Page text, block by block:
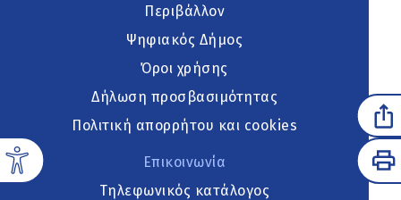
Περιβάλλον
Ψηφιακός Δήμος
Όροι χρήσης
Δήλωση προσβασιμότητας
Πολιτική απορρήτου και cookies
Επικοινωνία
Τηλεφωνικός κατάλογος